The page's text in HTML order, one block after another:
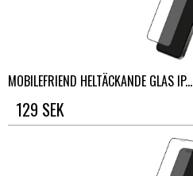
MOBILEFRIEND HELTÄCKANDE GLAS IP...
129 SEK